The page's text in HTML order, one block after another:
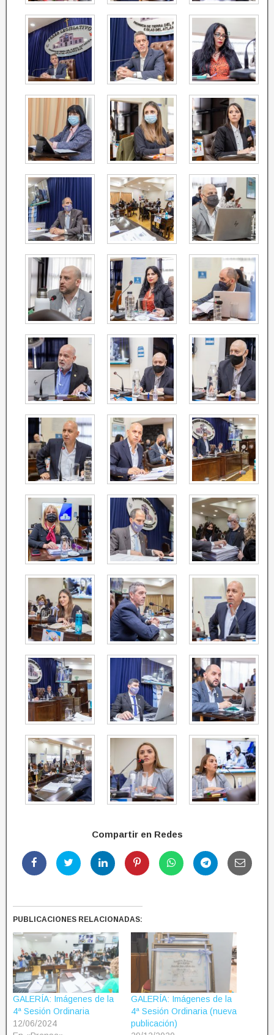
Compartir en Redes
PUBLICACIONES RELACIONADAS:
GALERÍA: Imágenes de la
4ª Sesión Ordinaria
12/06/2024
GALERÍA: Imágenes de la
4ª Sesión Ordinaria (nueva
publicación)